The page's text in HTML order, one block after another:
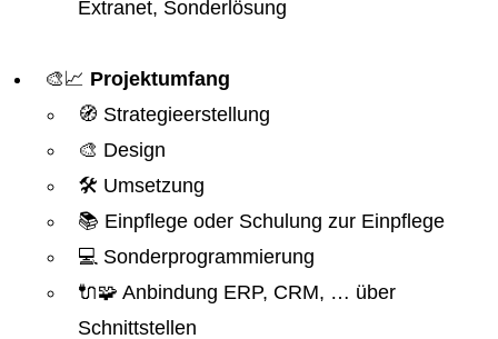
Extranet, Sonderlösung
🎨📈 Projektumfang
🧭 Strategieerstellung
🎨 Design
🛠️ Umsetzung
📚 Einpflege oder Schulung zur Einpflege
💻 Sonderprogrammierung
🔌🧩 Anbindung ERP, CRM, … über
Schnittstellen